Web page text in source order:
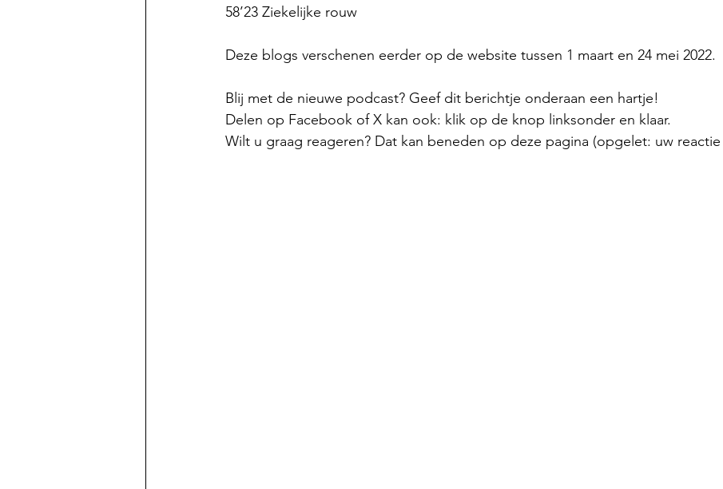
58’23 Ziekelijke rouw
Deze blogs verschenen eerder op de website tussen 1 maart en 24 mei 2022.
Blij met de nieuwe podcast? Geef dit berichtje onderaan een hartje!
Delen op Facebook of X kan ook: klik op de knop linksonder en klaar.
Wilt u graag reageren? Dat kan beneden op deze pagina (opgelet: uw reactie